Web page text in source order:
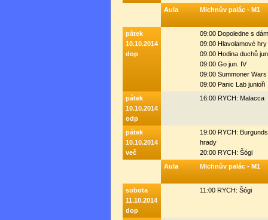
Aula
Michnův palác - M1
pátek
10.10.2014
dop
09:00 Dopoledne s
09:00 Hlavolamové hry
09:00 Hodina duchů
09:00 Go jun. IV
09:00 Summoner Wars
09:00 Panic Lab junioři
pátek
10.10.2014
odp
16:00 RYCH: Malacca
pátek
10.10.2014
več
19:00 RYCH:
hrady
20:00 RYCH: Šógi
Aula
Michnův palác - M1
sobota
11.10.2014
dop
11:00 RYCH: Šógi